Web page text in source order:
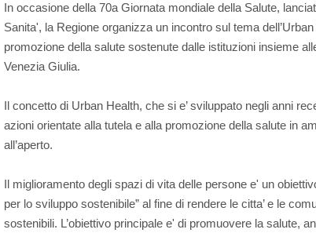
In occasione della 70a Giornata mondiale della Salute,
Sanita', la Regione organizza un incontro sul tema
promozione della salute sostenute dalle istituzioni insieme
Venezia Giulia.
Il concetto di Urban Health, che si e’ sviluppato negli anni
azioni orientate alla tutela e alla promozione della salute in
all’aperto.
Il miglioramento degli spazi di vita delle persone e' un
per lo sviluppo sostenibile” al fine di rendere le citta’ e le
sostenibili. L’obiettivo principale e' di promuovere la salute,